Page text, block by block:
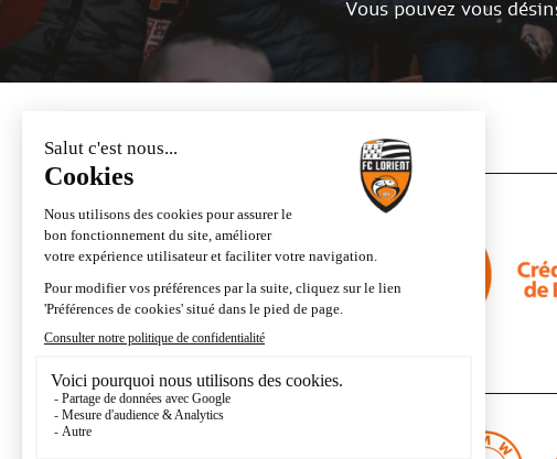
Vous pouvez vous